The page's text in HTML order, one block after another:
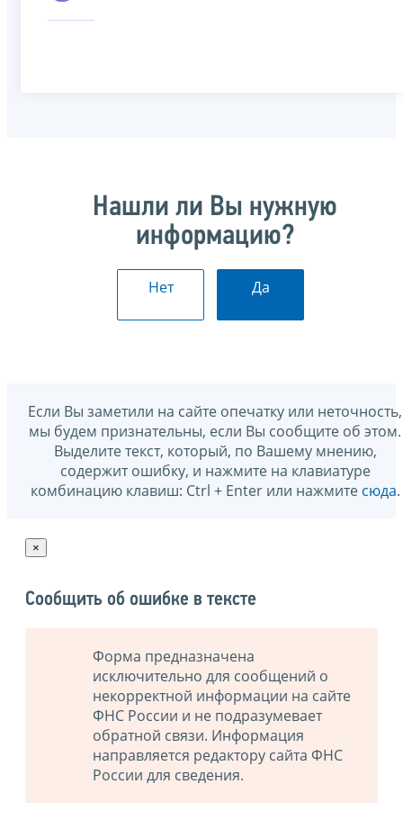
Нашли ли Вы нужную
информацию?
Нет Да
Если Вы заметили на сайте опечатку или неточность,
мы будем признательны, если Вы сообщите об этом.
Выделите текст, который, по Вашему мнению,
содержит ошибку, и нажмите на клавиатуре
комбинацию клавиш: Ctrl + Enter или нажмите сюда.
×
Сообщить об ошибке в тексте
Форма предназначена
исключительно для сообщений о
некорректной информации на сайте
ФНС России и не подразумевает
обратной связи. Информация
направляется редактору сайта ФНС
России для сведения.